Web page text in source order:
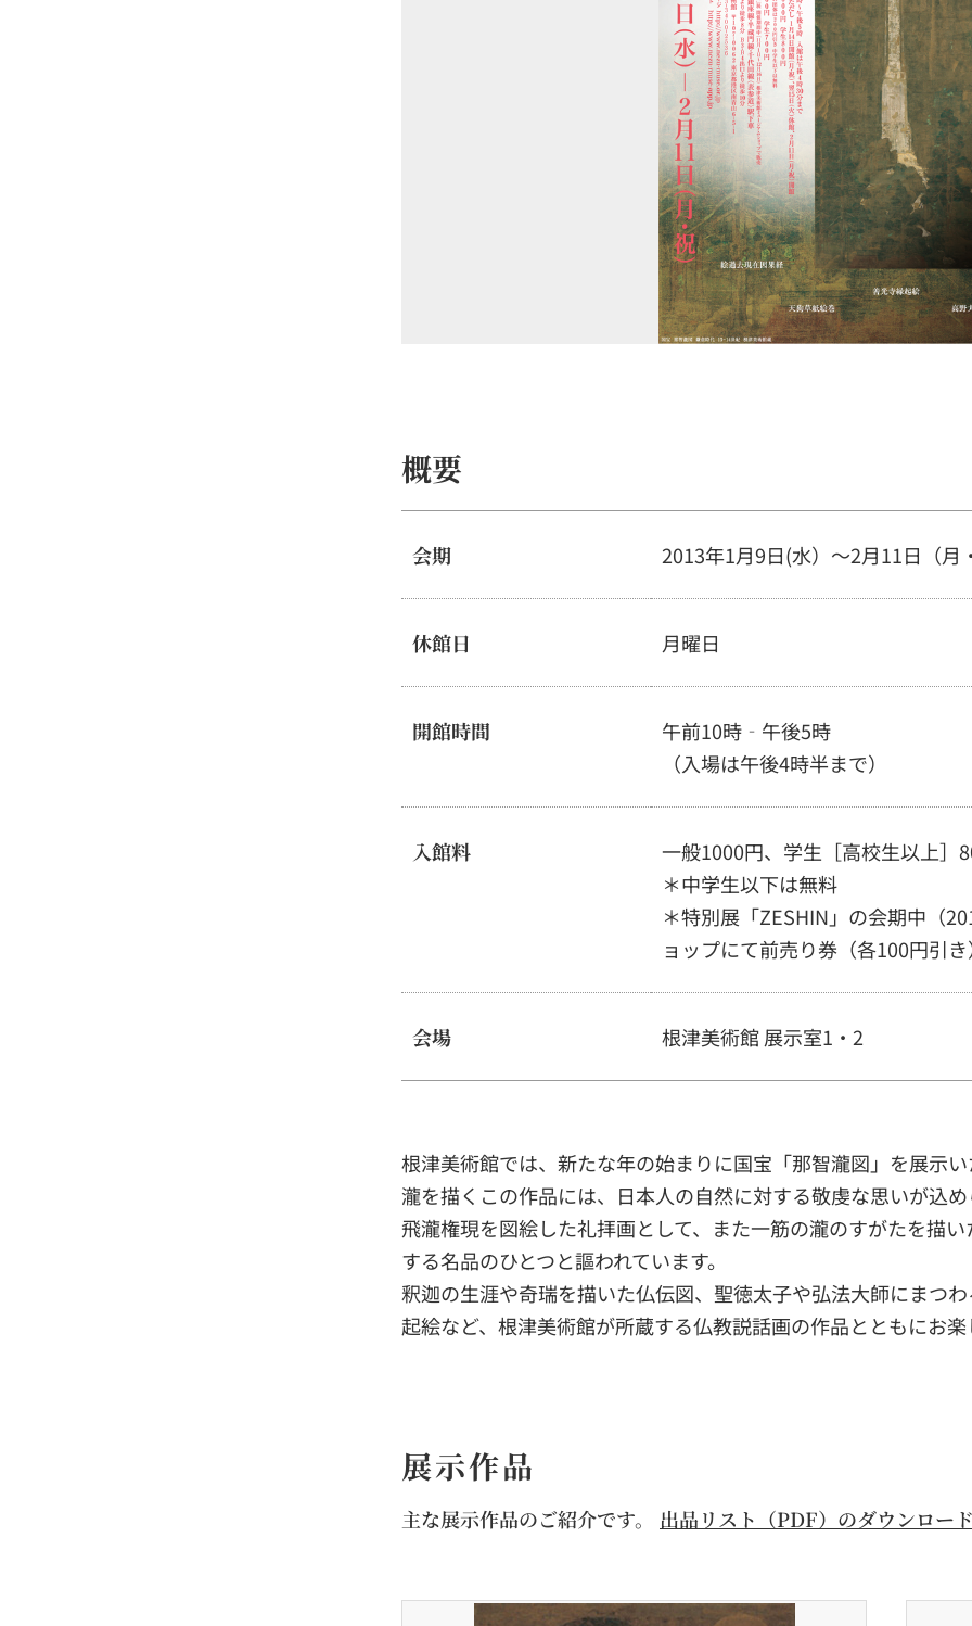
概要
会期 2013年1月9日(水）～2月11日（月
休館日 月曜日
開館時間
午前10時‐午後5時
（入場は午後4時半まで）
入館料
一般1000円、学生［高校生以上］
＊中学生以下は無料
＊特別展「ZESHIN」の会期中（
ョップにて前売り券（各100円引
会場 根津美術館 展示室1・2
根津美術館では、新たな年の始まりに国宝「那智瀧図」を展示
瀧を描くこの作品には、日本人の自然に対する敬虔な思いが込
飛瀧権現を図絵した礼拝画として、また一筋の瀧のすがたを描
する名品のひとつと謳われています。
釈迦の生涯や奇瑞を描いた仏伝図、聖徳太子や弘法大師にまつ
起絵など、根津美術館が所蔵する仏教説話画の作品とともにお
展示作品
主な展示作品のご紹介です。 出品リスト（PDF）のダウンロー